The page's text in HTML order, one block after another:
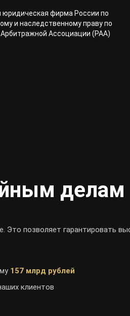
юридическая фирма России по
и наследственному праву по
Ассоциации (РАА)
делам
Это позволяет гарантировать
157 млрд рублей
клиентов